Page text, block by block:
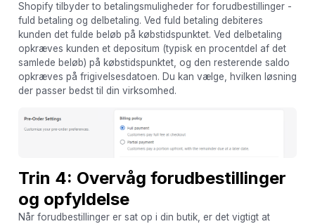
Shopify tilbyder to betalingsmuligheder for forudbestillinger -
fuld betaling og delbetaling. Ved fuld betaling debiteres
kunden det fulde beløb på købstidspunktet. Ved delbetaling
opkræves kunden et depositum (typisk en procentdel af det
samlede beløb) på købstidspunktet, og den resterende saldo
opkræves på frigivelsesdatoen. Du kan vælge, hvilken løsning
der passer bedst til din virksomhed.
Trin 4: Overvåg forudbestillinger
og opfyldelse
Når forudbestillinger er sat op i din butik, er det vigtigt at